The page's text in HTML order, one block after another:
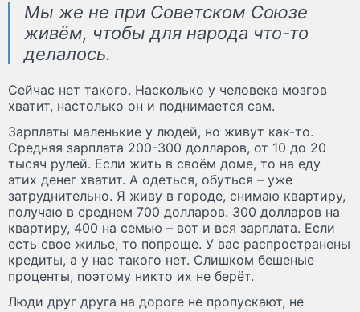
Мы же не при Советском Союзе
живём, чтобы для народа что-то
делалось.
Сейчас нет такого. Насколько у человека мозгов
хватит, настолько он и поднимается сам.
Зарплаты маленькие у людей, но живут как-то.
Средняя зарплата 200-300 долларов, от 10 до 20
тысяч рулей. Если жить в своём доме, то на еду
этих денег хватит. А одеться, обуться – уже
затруднительно. Я живу в городе, снимаю квартиру,
получаю в среднем 700 долларов. 300 долларов на
квартиру, 400 на семью – вот и вся зарплата. Если
есть свое жилье, то попроще. У вас распространены
кредиты, а у нас такого нет. Слишком бешеные
проценты, поэтому никто их не берёт.
Люди друг друга на дороге не пропускают, не